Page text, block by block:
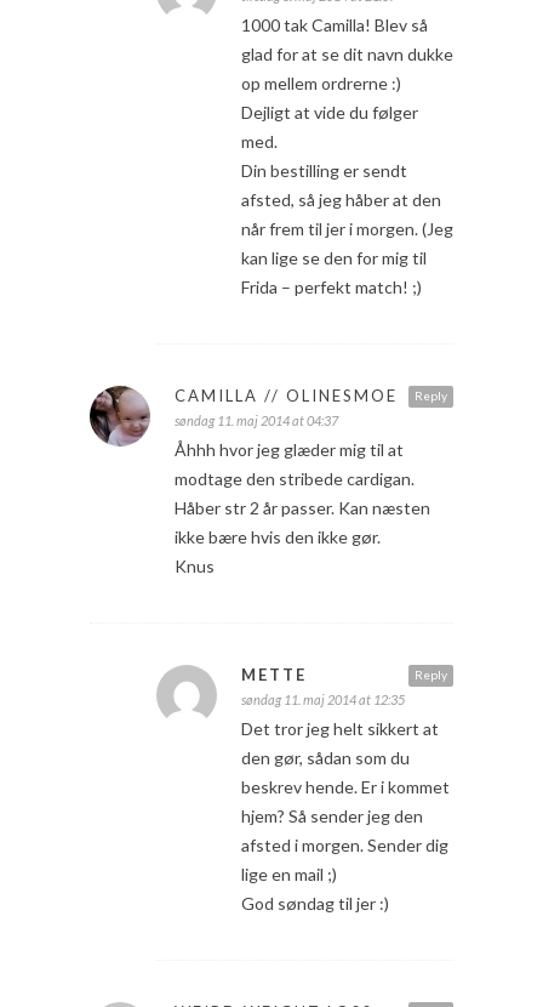
1000 tak Camilla! Blev så
glad for at se dit navn dukke
op mellem ordrerne :)
Dejligt at vide du følger
med.
Din bestilling er sendt
afsted, så jeg håber at den
når frem til jer i morgen. (Jeg
kan lige se den for mig til
Frida – perfekt match! ;)
Reply
CAMILLA // OLINESMOE
søndag 11. maj 2014 at 04:37
Åhhh hvor jeg glæder mig til at
modtage den stribede cardigan.
Håber str 2 år passer. Kan næsten
ikke bære hvis den ikke gør.
Knus
Reply
METTE
søndag 11. maj 2014 at 12:35
Det tror jeg helt sikkert at
den gør, sådan som du
beskrev hende. Er i kommet
hjem? Så sender jeg den
afsted i morgen. Sender dig
lige en mail ;)
God søndag til jer :)